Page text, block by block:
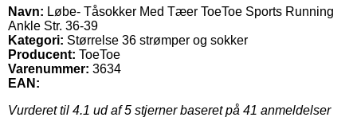
Navn: Løbe- Tåsokker Med Tæer ToeToe Sports Running
Ankle Str. 36-39
Kategori: Størrelse 36 strømper og sokker
Producent: ToeToe
Varenummer: 3634
EAN:
Vurderet til 4.1 ud af 5 stjerner baseret på 41 anmeldelser